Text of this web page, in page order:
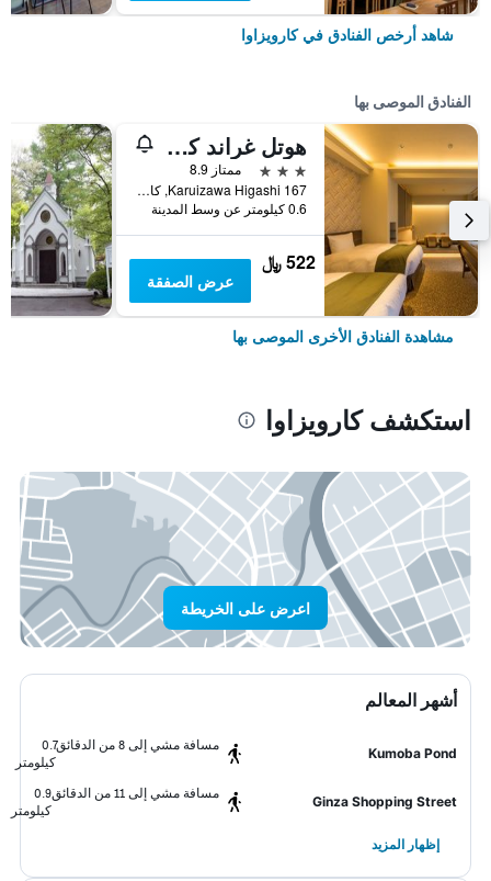
شاهد أرخص الفنادق في كارويزاوا
الفنادق الموصى بها
هوتل غراند كيوكارويزاوا
3 نجوم
ممتاز 8.9
Karuizawa Higashi 167, كارويزاوا, اليابان
0.6 كيلومتر عن وسط المدينة
522 ﷼
عرض الصفقة
مشاهدة الفنادق الأخرى الموصى بها
استكشف كارويزاوا
اعرض على الخريطة
أشهر المعالم
Kumoba Pond
مسافة مشي إلى 8 من الدقائق
0.7
كيلومتر
Ginza Shopping Street
مسافة مشي إلى 11 من الدقائق
0.9
كيلومتر
إظهار المزيد